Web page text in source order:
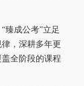
臻成公考”立足
，深耕多年更
全阶段的课程